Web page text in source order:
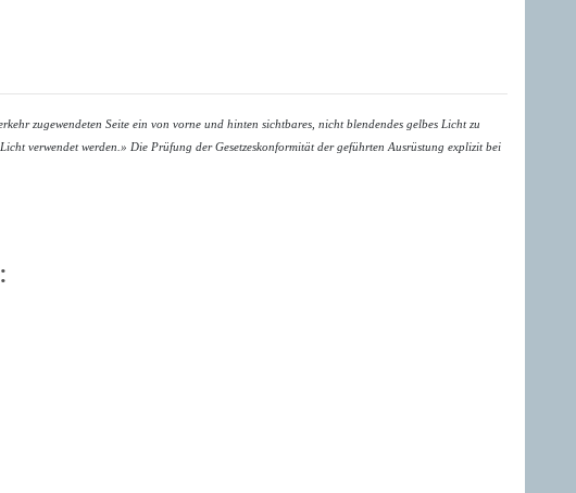
zugewendeten Seite ein von vorne und hinten sichtbares, nicht blendendes gelbes Licht zu
verwendet werden.» Die Prüfung der Gesetzeskonformität der geführten Ausrüstung explizit bei